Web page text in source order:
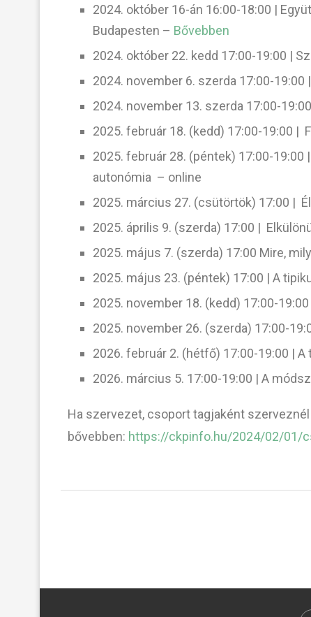
2024. október 16-án 16:00-18:00 |
Budapesten – Bővebben
2024. október 22. kedd 17:00-19:00 |
2024. november 6. szerda 17:00-
2024. november 13. szerda 17:00-
2025. február 18. (kedd) 17:00-19:00 |
2025. február 28. (péntek) 17:00-
autonómia – online
2025. március 27. (csütörtök) 17:00 |
2025. április 9. (szerda) 17:00 |
2025. május 7. (szerda) 17:00 Mire,
2025. május 23. (péntek) 17:00 | A
2025. november 18. (kedd) 17:00-
2025. november 26. (szerda) 17:00-
2026. február 2. (hétfő) 17:00-19:00 |
2026. március 5. 17:00-19:00 | A
Ha szervezet, csoport tagjaként
bővebben: https://ckpinfo.hu/2024/02/01/